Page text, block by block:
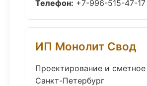
Телефон: +7-996-515-47-17
ИП Монолит Свод
Проектирование и
Санкт-Петербург